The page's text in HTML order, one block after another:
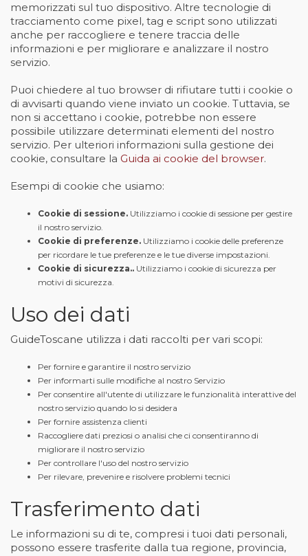
memorizzati sul tuo dispositivo. Altre tecnologie di
tracciamento come pixel, tag e script sono utilizzati
anche per raccogliere e tenere traccia delle
informazioni e per migliorare e analizzare il nostro
servizio.
Puoi chiedere al tuo browser di rifiutare tutti i cookie o
di avvisarti quando viene inviato un cookie. Tuttavia, se
non si accettano i cookie, potrebbe non essere
possibile utilizzare determinati elementi del nostro
servizio. Per ulteriori informazioni sulla gestione dei
cookie, consultare la Guida ai cookie del browser.
Esempi di cookie che usiamo:
Cookie di sessione. Utilizziamo i cookie di sessione per gestire
il nostro servizio.
Cookie di preferenze. Utilizziamo i cookie delle preferenze
per ricordare le tue preferenze e le tue diverse impostazioni.
Cookie di sicurezza.. Utilizziamo i cookie di sicurezza per
motivi di sicurezza.
Uso dei dati
GuideToscane utilizza i dati raccolti per vari scopi:
Per fornire e garantire il nostro servizio
Per informarti sulle modifiche al nostro Servizio
Per consentire all'utente di utilizzare le funzionalità interattive del
nostro servizio quando lo si desidera
Per fornire assistenza clienti
Raccogliere dati preziosi o analisi che ci consentiranno di
migliorare il nostro servizio
Per controllare l'uso del nostro servizio
Per rilevare, prevenire e risolvere problemi tecnici
Trasferimento dati
Le informazioni su di te, compresi i tuoi dati personali,
possono essere trasferite dalla tua regione, provincia,